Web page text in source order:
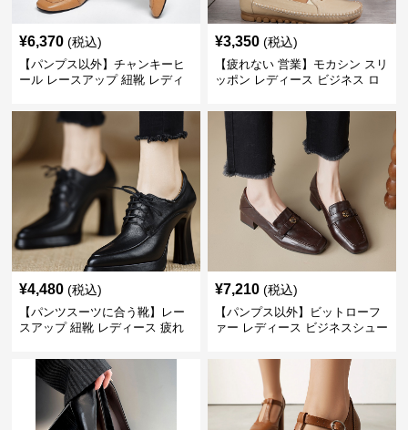
¥6,370 (税込)
【パンプス以外】チャンキーヒ
ール レースアップ 紐靴 レディ
ーツ スクエアトゥ 歩きやすい
¥3,350 (税込)
【疲れない 営業】モカシン スリ
ッポン レディース ビジネス ロ
ジュアル パンプス以外
¥4,480 (税込)
【パンツスーツに合う靴】レー
スアップ 紐靴 レディース 疲れ
ビジネスシューズ
¥7,210 (税込)
【パンプス以外】ビットローフ
ァー レディース ビジネスシュー
トゥ 疲れない スーツ